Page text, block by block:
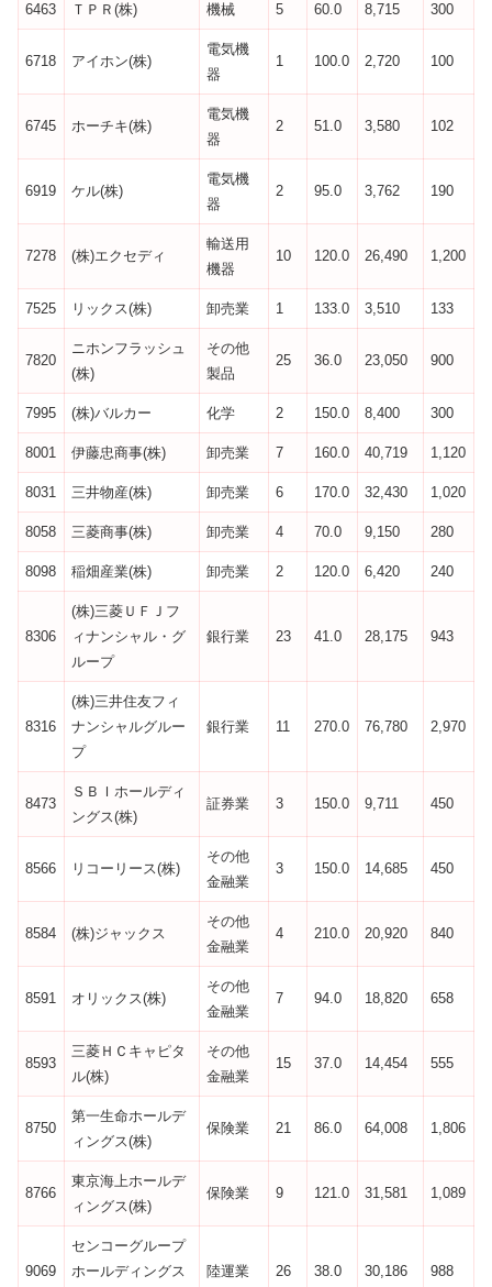
6463 ＴＰＲ(株) 機械 5 60.0 8,715 300
6718 アイホン(株)
電気機
器
1 100.0 2,720 100
6745 ホーチキ(株)
電気機
器
2 51.0 3,580 102
6919 ケル(株)
電気機
器
2 95.0 3,762 190
7278 (株)エクセディ
輸送用
機器
10 120.0 26,490 1,200
7525 リックス(株) 卸売業 1 133.0 3,510 133
7820
ニホンフラッシュ
(株)
その他
製品
25 36.0 23,050 900
7995 (株)バルカー 化学 2 150.0 8,400 300
8001 伊藤忠商事(株) 卸売業 7 160.0 40,719 1,120
8031 三井物産(株) 卸売業 6 170.0 32,430 1,020
8058 三菱商事(株) 卸売業 4 70.0 9,150 280
8098 稲畑産業(株) 卸売業 2 120.0 6,420 240
8306
(株)三菱ＵＦＪフ
ィナンシャル・グ
ループ
銀行業 23 41.0 28,175 943
8316
(株)三井住友フィ
ナンシャルグルー
プ
銀行業 11 270.0 76,780 2,970
8473
ＳＢＩホールディ
ングス(株)
証券業 3 150.0 9,711 450
8566 リコーリース(株)
その他
金融業
3 150.0 14,685 450
8584 (株)ジャックス
その他
金融業
4 210.0 20,920 840
8591 オリックス(株)
その他
金融業
7 94.0 18,820 658
8593
三菱ＨＣキャピタ
ル(株)
その他
金融業
15 37.0 14,454 555
8750
第一生命ホールデ
ィングス(株)
保険業 21 86.0 64,008 1,806
8766
東京海上ホールデ
ィングス(株)
保険業 9 121.0 31,581 1,089
9069
センコーグループ
ホールディングス
陸運業 26 38.0 30,186 988